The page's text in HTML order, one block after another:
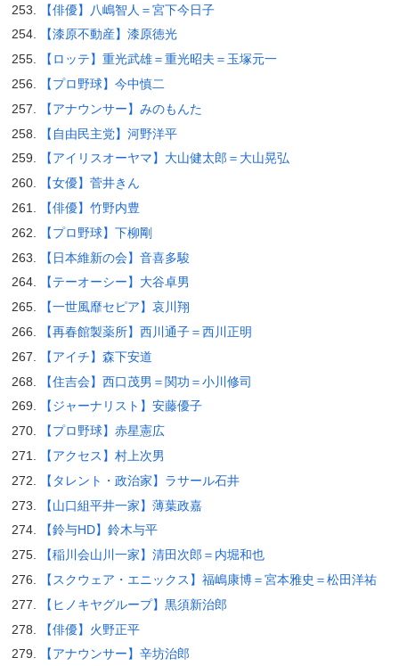
【俳優】八嶋智人＝宮下今日子
【漆原不動産】漆原徳光
【ロッテ】重光武雄＝重光昭夫＝玉塚元一
【プロ野球】今中慎二
【アナウンサー】みのもんた
【自由民主党】河野洋平
【アイリスオーヤマ】大山健太郎＝大山晃弘
【女優】菅井きん
【俳優】竹野内豊
【プロ野球】下柳剛
【日本維新の会】音喜多駿
【テーオーシー】大谷卓男
【一世風靡セピア】哀川翔
【再春館製薬所】西川通子＝西川正明
【アイチ】森下安道
【住吉会】西口茂男＝関功＝小川修司
【ジャーナリスト】安藤優子
【プロ野球】赤星憲広
【アクセス】村上次男
【タレント・政治家】ラサール石井
【山口組平井一家】薄葉政嘉
【鈴与HD】鈴木与平
【稲川会山川一家】清田次郎＝内堀和也
【スクウェア・エニックス】福嶋康博＝宮本雅史＝松田洋祐
【ヒノキヤグループ】黒須新治郎
【俳優】火野正平
【アナウンサー】辛坊治郎